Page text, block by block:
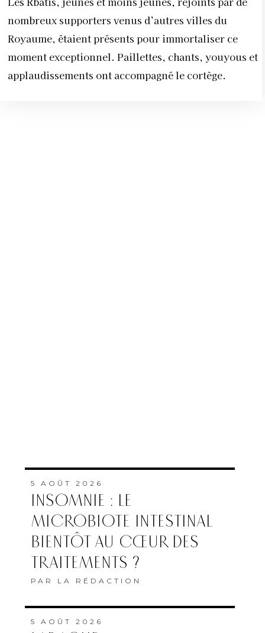
nombreux supporters venus d’autres villes du
Royaume, étaient présents pour immortaliser ce
moment exceptionnel. Paillettes, chants, youyous et
applaudissements ont accompagné le cortège.
5 AOÛT 2026
INSOMNIE : LE
MICROBIOTE INTESTINAL
BIENTÔT AU CŒUR DES
TRAITEMENTS ?
PAR LA RÉDACTION
5 AOÛT 2026